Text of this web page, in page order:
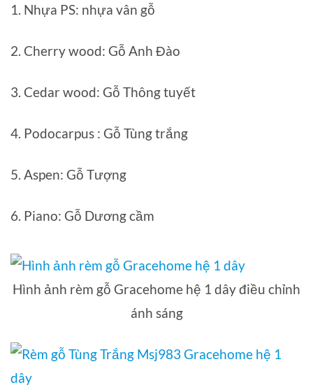
1. Nhựa PS: nhựa vân gỗ
2. Cherry wood: Gỗ Anh Đào
3. Cedar wood: Gỗ Thông tuyết
4. Podocarpus : Gỗ Tùng trắng
5. Aspen: Gỗ Tượng
6. Piano: Gỗ Dương cầm
Hình ảnh rèm gỗ Gracehome hệ 1 dây điều chỉnh
ánh sáng